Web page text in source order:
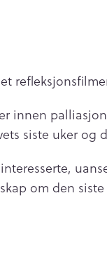
innen
siste uker og
om den